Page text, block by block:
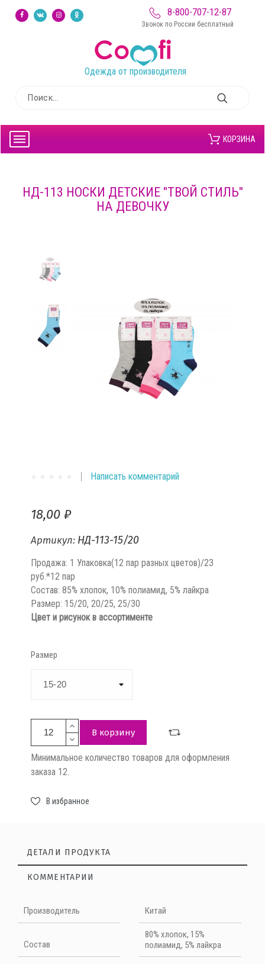
8-800-707-12-87
Звонок по России бесплатный
Одежда от производителя
КОРЗИНА
НД-113 НОСКИ ДЕТСКИЕ "ТВОЙ СТИЛЬ"
НА ДЕВОЧКУ
Написать комментарий
18,00 ₽
Артикул: НД-113-15/20
Продажа: 1 Упаковка(12 пар разных цветов)/23
руб.*12 пар
Состав: 85% хлопок, 10% полиамид, 5% лайкра
Размер: 15/20, 20/25, 25/30
Цвет и рисунок в ассортименте
Размер
В корзину
Минимальное количество товаров для оформления
заказа 12.
В избранное
ДЕТАЛИ ПРОДУКТА
КОММЕНТАРИИ
Производитель Китай
Cостав
80% хлопок, 15%
полиамид, 5% лайкра
Нет отзывов на данный момент